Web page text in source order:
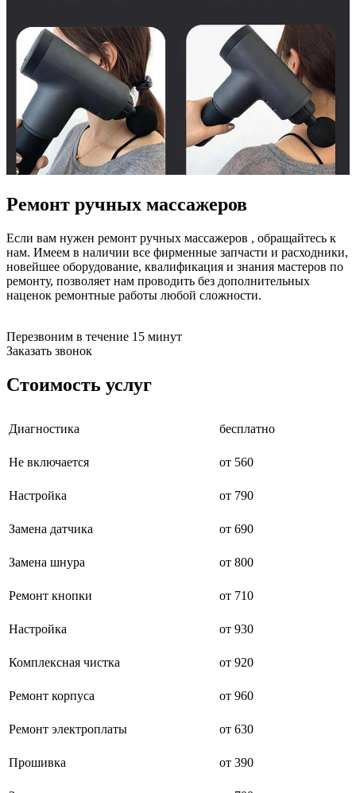
бактерицидной лампы
беговых дорожек
бензобуров
бензогенераторов
бензоножниц
бензопил
бензорезов
бензорезов
беспроводных систем мониторинга
беспроводных систем презентаций
бетоноломов
безменов
биноклей
блендеров
блинниц
блоков автоматики насосов
блоков диспетчеризации
блоков подключения
блоков управления
брошюраторов
буферных накопителей
бутербродниц
чайников
чебуречниц
чиллеров
датчиков протечки
дегидраторов
депозитных машин
Ремонт ручных массажеров
Если вам нужен ремонт ручных массажеров , обращайтесь к
нам. Имеем в наличии все фирменные запчасти и расходники,
новейшее оборудование, квалификация и знания мастеров по
ремонту, позволяет нам проводить без дополнительных
наценок ремонтные работы любой сложности.
Перезвоним в течение 15 минут
Заказать звонок
Стоимость услуг
Диагностика бесплатно
Не включается от 560
Настройка от 790
Замена датчика от 690
Замена шнура от 800
Ремонт кнопки от 710
Настройка от 930
Комплексная чистка от 920
Ремонт корпуса от 960
Ремонт электроплаты от 630
Прошивка от 390